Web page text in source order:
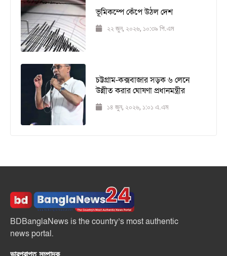
ভূমিকম্পে কেঁপে উঠল দেশ
২২ জুন, ২০২৬, ১০:৩৯ পি.এম
চট্টগ্রাম-কক্সবাজার সড়ক ৬ লেনে
উন্নীত করার ঘোষণা প্রধানমন্ত্রীর
১৪ জুন, ২০২৬, ১:০১ এ.এম
BDBanglaNews is the country’s most authentic
news portal.